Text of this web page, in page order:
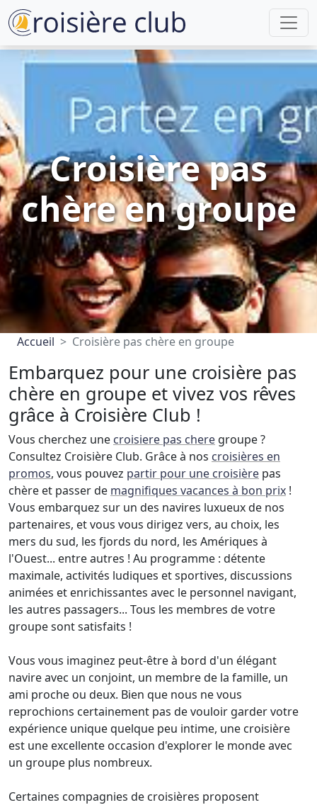
Croisière pas
chère en groupe
Accueil Croisière pas chère en groupe
Embarquez pour une croisière pas
chère en groupe et vivez vos rêves
grâce à Croisière Club !
Vous cherchez une croisiere pas chere groupe ?
Consultez Croisière Club. Grâce à nos croisières en
promos, vous pouvez partir pour une croisière pas
chère et passer de magnifiques vacances à bon prix !
Vous embarquez sur un des navires luxueux de nos
partenaires, et vous vous dirigez vers, au choix, les
mers du sud, les fjords du nord, les Amériques à
l'Ouest... entre autres ! Au programme : détente
maximale, activités ludiques et sportives, discussions
animées et enrichissantes avec le personnel navigant,
les autres passagers... Tous les membres de votre
groupe sont satisfaits !
Vous vous imaginez peut-être à bord d'un élégant
navire avec un conjoint, un membre de la famille, un
ami proche ou deux. Bien que nous ne vous
reprochions certainement pas de vouloir garder votre
expérience unique quelque peu intime, une croisière
est une excellente occasion d'explorer le monde avec
un groupe plus nombreux.
Certaines compagnies de croisières proposent